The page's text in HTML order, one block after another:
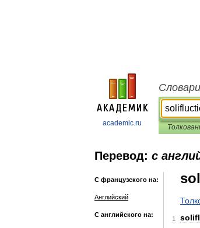
academic.ru
Перевод: с
С французского на:
Английский
С английского на:
1